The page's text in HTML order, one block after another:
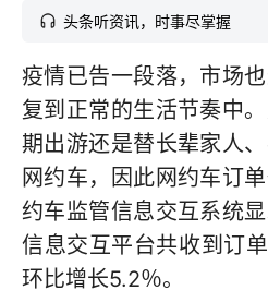
头条听资讯，时事尽掌握
疫情已告一段落，市场
复到正常的生活节奏中
期出游还是替长辈家人
网约车，因此网约车订
约车监管信息交互系统
信息交互平台共收到订
环比增长5.2％。